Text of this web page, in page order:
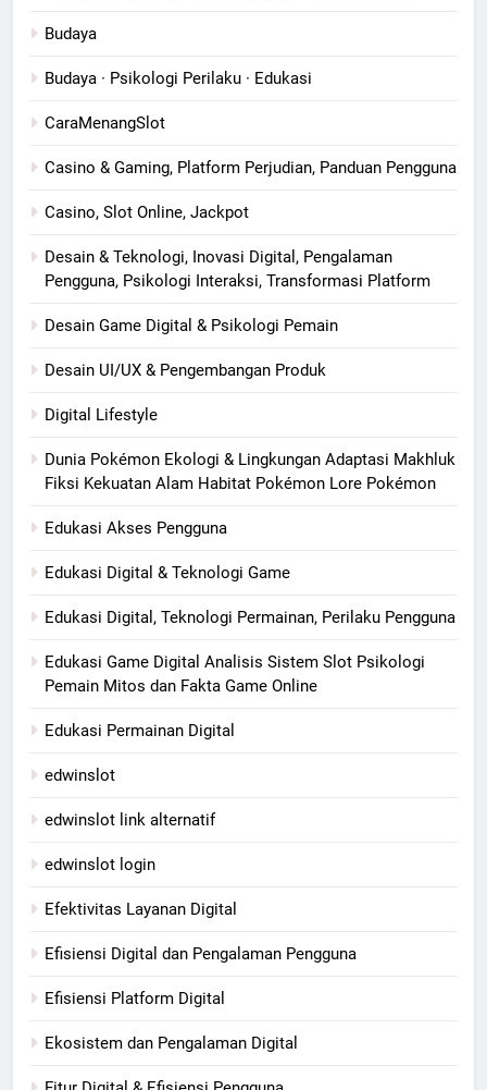
Budaya
Budaya · Psikologi Perilaku · Edukasi
CaraMenangSlot
Casino & Gaming, Platform Perjudian, Panduan Pengguna
Casino, Slot Online, Jackpot
Desain & Teknologi, Inovasi Digital, Pengalaman
Pengguna, Psikologi Interaksi, Transformasi Platform
Desain Game Digital & Psikologi Pemain
Desain UI/UX & Pengembangan Produk
Digital Lifestyle
Dunia Pokémon Ekologi & Lingkungan Adaptasi Makhluk
Fiksi Kekuatan Alam Habitat Pokémon Lore Pokémon
Edukasi Akses Pengguna
Edukasi Digital & Teknologi Game
Edukasi Digital, Teknologi Permainan, Perilaku Pengguna
Edukasi Game Digital Analisis Sistem Slot Psikologi
Pemain Mitos dan Fakta Game Online
Edukasi Permainan Digital
edwinslot
edwinslot link alternatif
edwinslot login
Efektivitas Layanan Digital
Efisiensi Digital dan Pengalaman Pengguna
Efisiensi Platform Digital
Ekosistem dan Pengalaman Digital